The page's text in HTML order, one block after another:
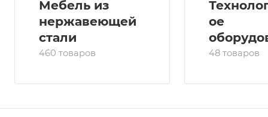
Мебель из
нержавеющей
стали
460 товаров
ое
48 товаров